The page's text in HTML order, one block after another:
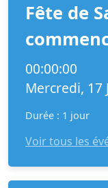
Fête de
00:00:00
Mercredi, 17
Durée : 1 jour
Voir tous les